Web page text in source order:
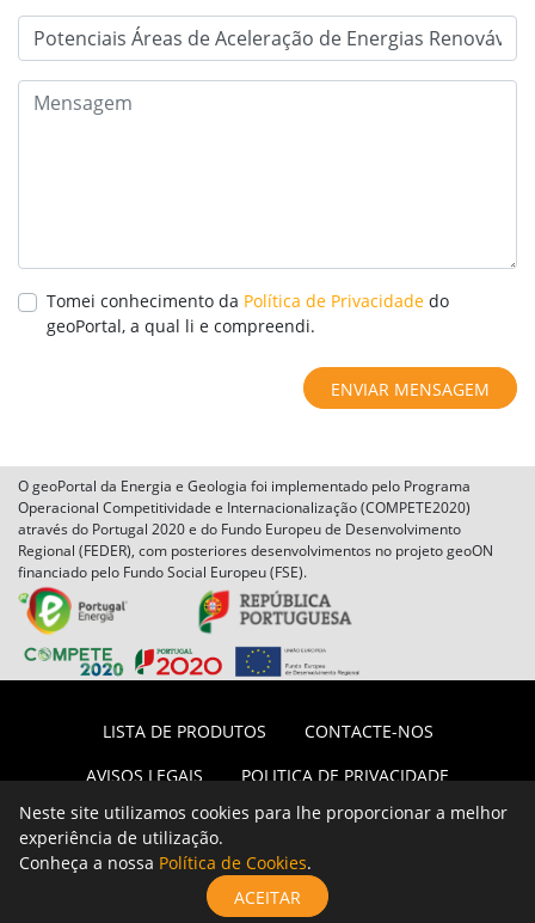
Tomei conhecimento da Política de Privacidade do
geoPortal, a qual li e compreendi.
ENVIAR MENSAGEM
O geoPortal da Energia e Geologia foi implementado pelo Programa
Operacional Competitividade e Internacionalização (COMPETE2020)
através do Portugal 2020 e do Fundo Europeu de Desenvolvimento
Regional (FEDER), com posteriores desenvolvimentos no projeto geoON
financiado pelo Fundo Social Europeu (FSE).
LISTA DE PRODUTOS
CONTACTE-NOS
AVISOS LEGAIS
POLITICA DE PRIVACIDADE
POLITICA DE COOKIES
NOVIDADES
SOBRE
PESQUISA
Neste site utilizamos cookies para lhe proporcionar a melhor
experiência de utilização.
Conheça a nossa Política de Cookies.
ACEITAR